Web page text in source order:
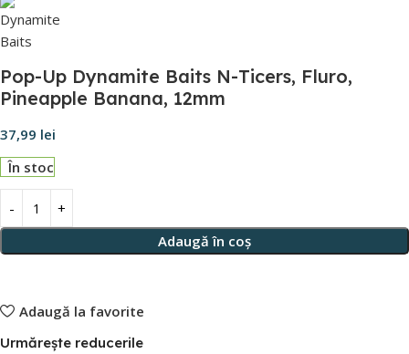
Pop-Up Dynamite Baits N-Ticers, Fluro,
Pineapple Banana, 12mm
37,99 lei
În stoc
Adaugă în coș
Adaugă la favorite
Urmărește reducerile